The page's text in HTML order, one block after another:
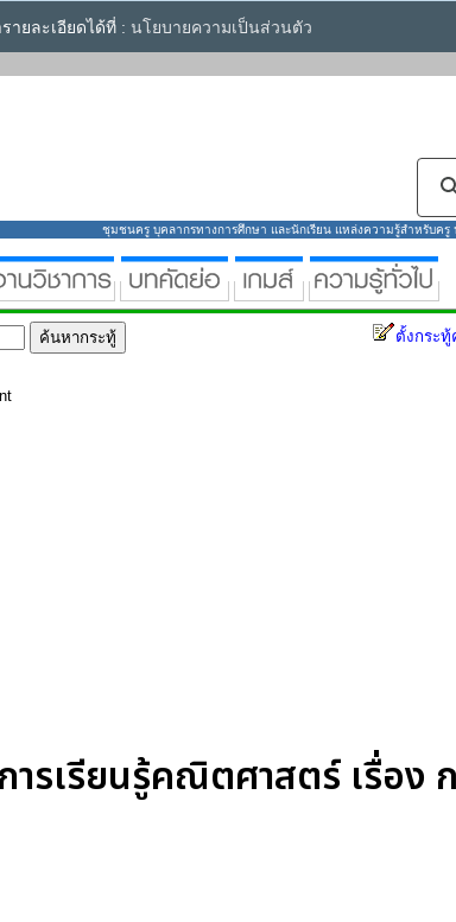
ยละเอียดได้ที่ : นโยบายความเป็นส่วนตัว
ชุมชนครู บุคลากรทางการศึกษา และนักเรียน แหล่งความรู้สำหรับค
ตั้งกระ
รเรียนรู้คณิตศาสตร์ เรื่อง